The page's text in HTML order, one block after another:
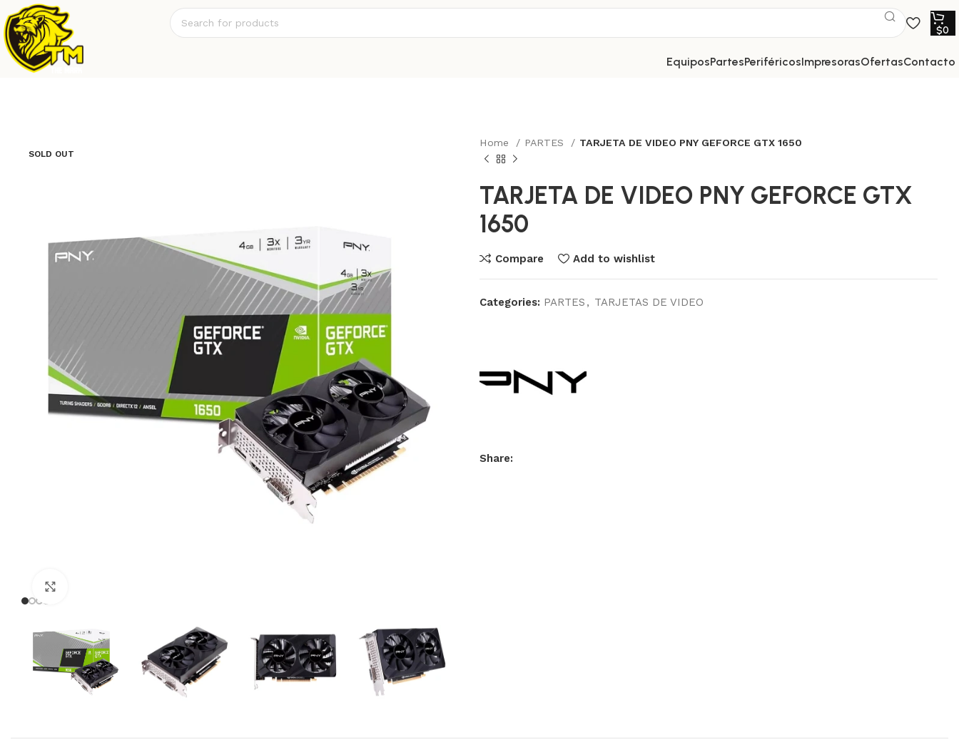
$0
equipos partes periféricos impresoras ofertas contacto
SOLD OUT
Home PARTES TARJETA DE VIDEO PNY GEFORCE GTX 1650
TARJETA DE VIDEO PNY GEFORCE GTX
1650
Compare Add to wishlist
Categories: PARTES , TARJETAS DE VIDEO
Share: